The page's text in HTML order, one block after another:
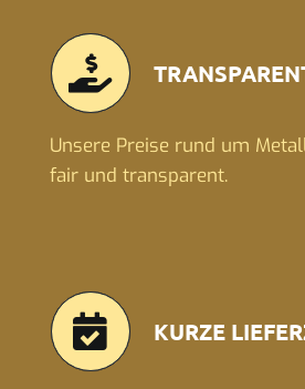
Unsere Preise rund um
fair und transparent.
KURZE